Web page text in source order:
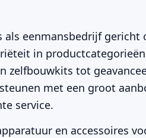
als eenmansbedrijf gericht
in
zelfbouwkits tot
met een groot
service.
en accessoires